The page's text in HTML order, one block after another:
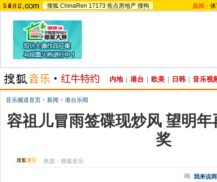
搜狐 ChinaRen 17173 焦点房地产 搜狗 新闻 -
内地 港台 欧美 日韩 音乐视
音乐频道首页 > 新闻 > 港台乐闻
容祖儿冒雨签碟现炒风 望明
奖
来源：搜狐音乐
我来说